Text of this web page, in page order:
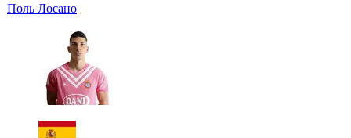
Поль Лосано